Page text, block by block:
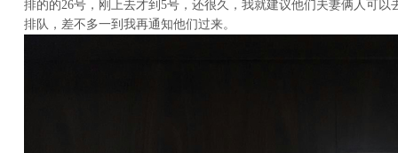
排的的26号，刚上去才到5号，还很久，我就建议他们夫妻俩人可以
排队，差不多一到我再通知他们过来。